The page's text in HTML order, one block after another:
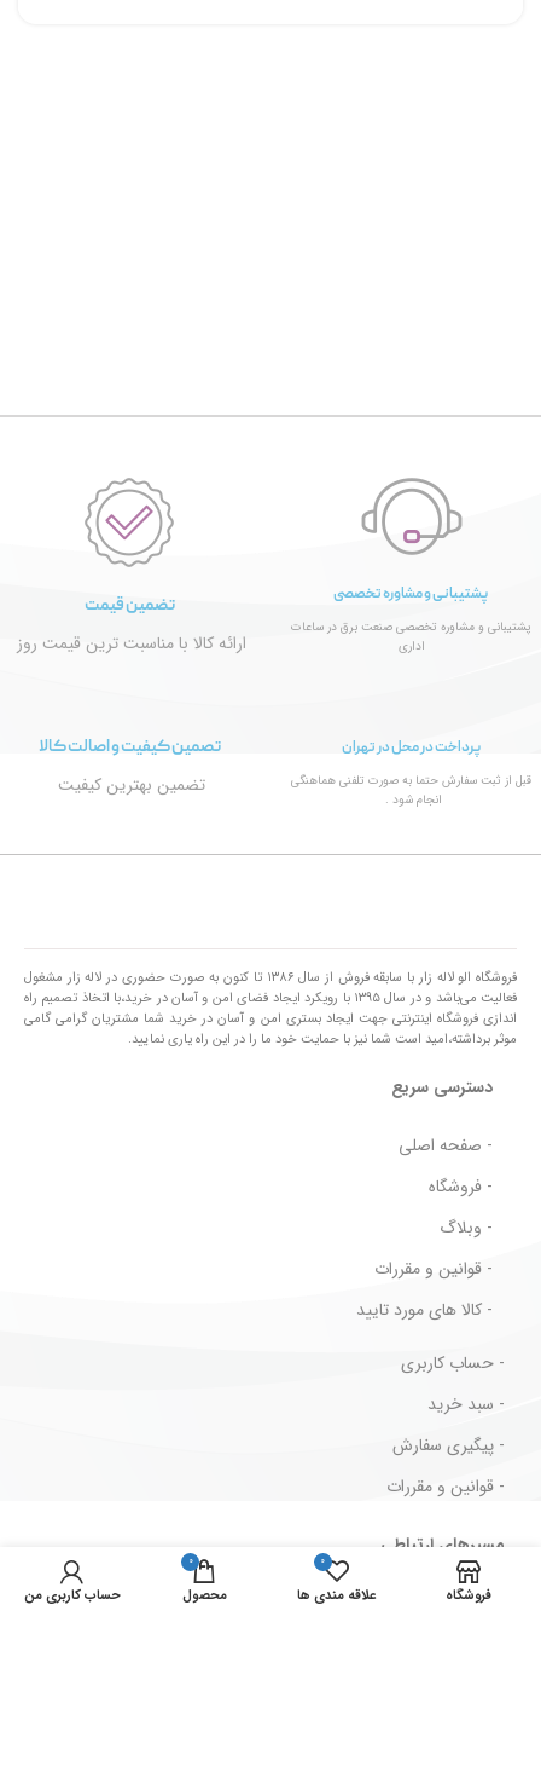
پشتیبانی و مشاوره تخصصی
پشتیبانی و مشاوره تخصصی صنعت برق در ساعات
اداری
تضمین قیمت
ارائه کالا با مناسبت ترین قیمت روز
پرداخت در محل در تهران
قبل از ثبت سفارش حتما به صورت تلفنی هماهنگی
انجام شود .
تصمین کیفیت و اصالت کالا
تضمین بهترین کیفیت
فروشگاه الو لاله زار با سابقه فروش از سال ۱۳۸۶ تا کنون به صورت حضوری در لاله زار مشغول
فعالیت می‌باشد و در سال ۱۳۹۵ با رویکرد ایجاد فضای امن و آسان در خرید،با اتخاذ تصمیم راه
اندازی فروشگاه اینترنتی جهت ایجاد بستری امن و آسان در خرید شما مشتریان گرامی گامی
موثر برداشته،امید است شما نیز با حمایت خود ما را در این راه یاری نمایید.
دسترسی سریع
- صفحه اصلی
- فروشگاه
- وبلاگ
- قوانین و مقررات
- کالا های مورد تایید
- حساب کاربری
- سبد خرید
- پیگیری سفارش
- قوانین و مقررات
مسیرهای ارتباطی
ایران ، تهران ، لاله زار جنوبی ، پاساژ بهار ، پلاک 2/73
فروشگاه
0
علاقه مندی ها
0
محصول حساب کاربری من